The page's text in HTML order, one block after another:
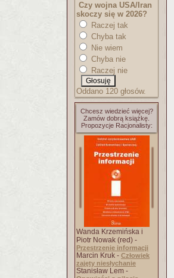
Czy wojna USA/Iran
skoczy się w 2026?
Raczej tak
Chyba tak
Nie wiem
Chyba nie
Raczej nie
Oddano 120 głosów.
Chcesz wiedzieć więcej?
Zamów dobrą książkę.
Propozycje Racjonalisty:
Wanda Krzemińska i
Piotr Nowak (red) -
Przestrzenie informacji
Marcin Kruk - Człowiek
zajęty niesłychanie
Stanisław Lem -